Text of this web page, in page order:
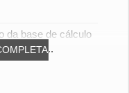
da base de cálculo
s...